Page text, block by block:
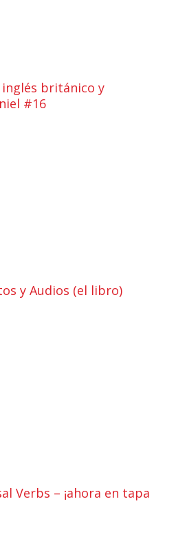
británico y
#16
y Audios (el libro)
Verbs – ¡ahora en tapa